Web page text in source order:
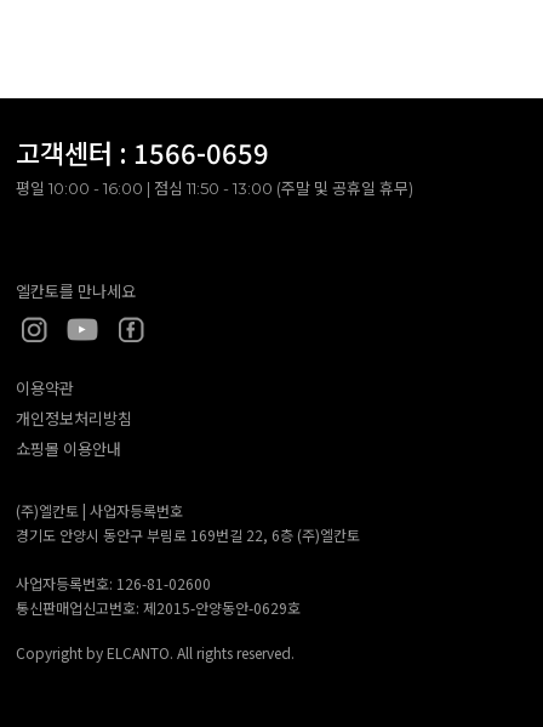
고객센터 : 1566-0659
평일 10:00 - 16:00 | 점심 11:50 - 13:00 (주말 및 공휴일 휴무)
엘칸토를 만나세요
이용약관
개인정보처리방침
쇼핑몰 이용안내
(주)엘칸토 | 사업자등록번호
경기도 안양시 동안구 부림로 169번길 22, 6층 (주)엘칸토
사업자등록번호: 126-81-02600
통신판매업신고번호: 제2015-안양동안-0629호
Copyright by ELCANTO. All rights reserved.